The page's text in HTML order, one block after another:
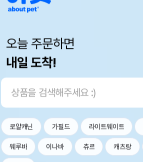
오늘 주문하면
내일 도착!
로얄캐닌 가필드 라이트웨이트
웨루바 이나바 츄르 캐츠랑